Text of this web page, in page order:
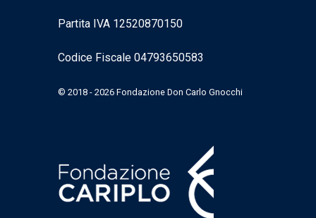
Partita IVA 12520870150
Codice Fiscale 04793650583
© 2018 - 2026 Fondazione Don Carlo Gnocchi